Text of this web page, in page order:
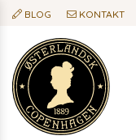
BLOG KONTAKT